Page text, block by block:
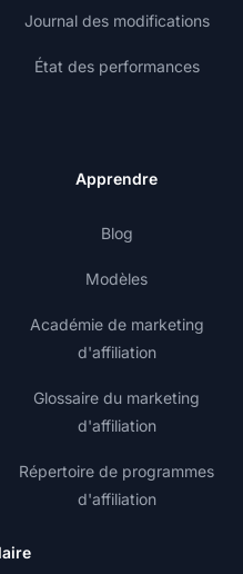
Journal des modifications
État des performances
Apprendre
Blog
Modèles
Académie de marketing
d'affiliation
Glossaire du marketing
d'affiliation
Répertoire de programmes
d'affiliation